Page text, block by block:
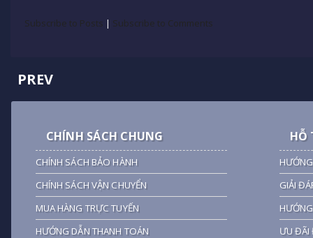
Subscribe to Posts | Subscribe to Comments
PREV
CHÍNH SÁCH CHUNG
CHÍNH SÁCH BẢO HÀNH
CHÍNH SÁCH VẬN CHUYỂN
MUA HÀNG TRỰC TUYẾN
HƯỚNG DẪN THANH TOÁN
HỖ
GIẢI
ƯU ĐÃI